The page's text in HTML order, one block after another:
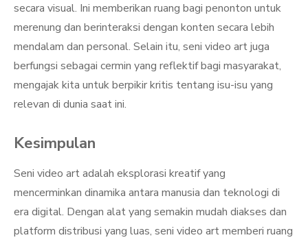
secara visual. Ini memberikan ruang bagi penonton untuk
merenung dan berinteraksi dengan konten secara lebih
mendalam dan personal. Selain itu, seni video art juga
berfungsi sebagai cermin yang reflektif bagi masyarakat,
mengajak kita untuk berpikir kritis tentang isu-isu yang
relevan di dunia saat ini.
Kesimpulan
Seni video art adalah eksplorasi kreatif yang
mencerminkan dinamika antara manusia dan teknologi di
era digital. Dengan alat yang semakin mudah diakses dan
platform distribusi yang luas, seni video art memberi ruang